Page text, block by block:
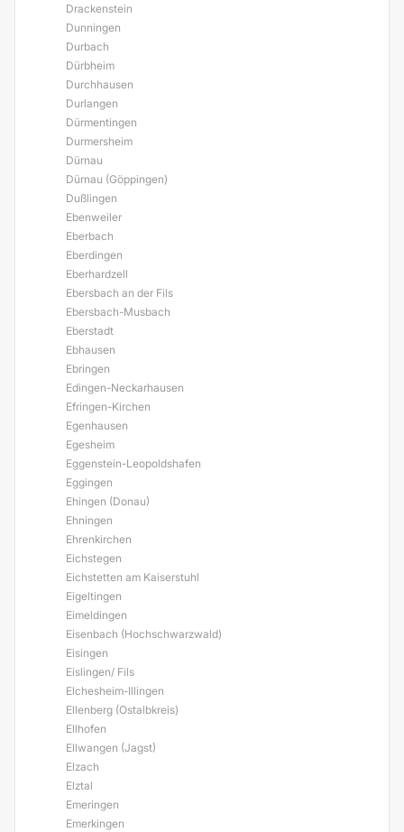
Drackenstein
Dunningen
Durbach
Dürbheim
Durchhausen
Durlangen
Dürmentingen
Durmersheim
Dürnau
Dürnau (Göppingen)
Dußlingen
Ebenweiler
Eberbach
Eberdingen
Eberhardzell
Ebersbach an der Fils
Ebersbach-Musbach
Eberstadt
Ebhausen
Ebringen
Edingen-Neckarhausen
Efringen-Kirchen
Egenhausen
Egesheim
Eggenstein-Leopoldshafen
Eggingen
Ehingen (Donau)
Ehningen
Ehrenkirchen
Eichstegen
Eichstetten am Kaiserstuhl
Eigeltingen
Eimeldingen
Eisenbach (Hochschwarzwald)
Eisingen
Eislingen/ Fils
Elchesheim-Illingen
Ellenberg (Ostalbkreis)
Ellhofen
Ellwangen (Jagst)
Elzach
Elztal
Emeringen
Emerkingen